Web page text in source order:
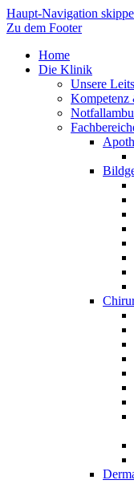
Haupt-Navigation
Zu dem Footer
Home
Die Klinik
Unsere
Kompetenz